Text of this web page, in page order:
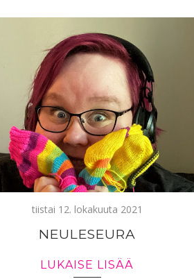
tiistai 12. lokakuuta 2021
NEULESEURA
LUKAISE LISÄÄ